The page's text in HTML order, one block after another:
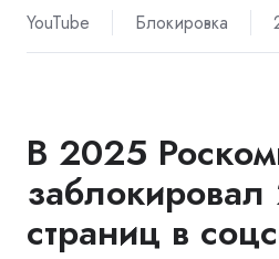
YouTube
Блокировка
В 2025
страниц в